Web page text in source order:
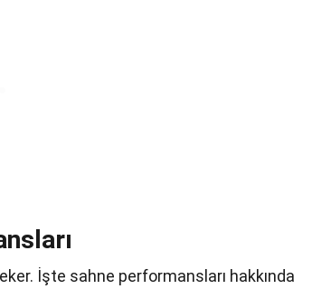
İşte sahne performansları hakkında